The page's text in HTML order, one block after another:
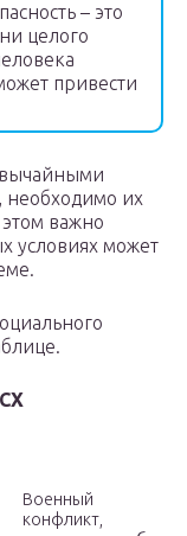
– это
целого
привести
необходимо их
важно
условиях может
Военный
конфликт,